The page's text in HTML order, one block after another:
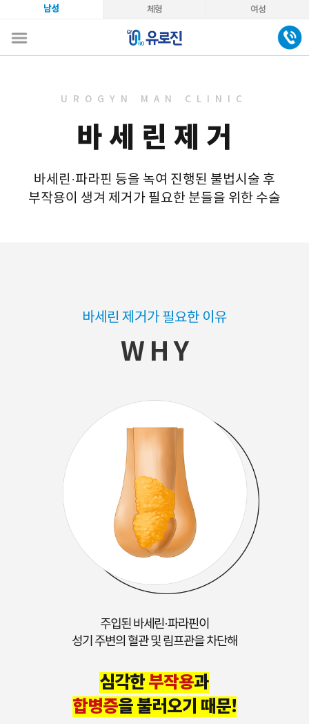
남성 체형 여성
UROGYN MAN CLINIC
바세린제거
바세린·파라핀 등을 녹여 진행된 불법시술 후
부작용이 생겨 제거가 필요한 분들을 위한 수술
바세린 제거가 필요한 이유
W H Y
주입된 바세린·파라핀이
성기 주변의 혈관 및 림프관을 차단해
심각한 부작용과
합병증을 불러오기 때문!